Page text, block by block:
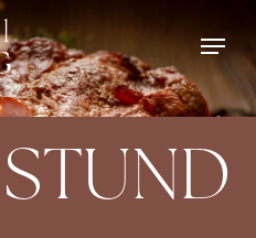
Menu
Close
Menu